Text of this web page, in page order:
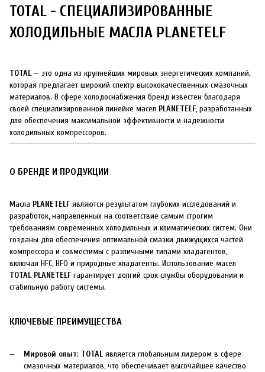
TOTAL - СПЕЦИАЛИЗИРОВАННЫЕ
ХОЛОДИЛЬНЫЕ МАСЛА PLANETELF
TOTAL— это одна из крупнейших мировых энергетических компаний,
которая предлагает широкий спектр высококачественных смазочных
материалов. В сфере холодоснабжения бренд известен благодаря
своей специализированной линейке масел PLANETELF, разработанных
для обеспечения максимальной эффективности и надежности
холодильных компрессоров.
О БРЕНДЕ И ПРОДУКЦИИ
Масла PLANETELFявляются результатом глубоких исследований и
разработок, направленных на соответствие самым строгим
требованиям современных холодильных и климатических систем. Они
созданы для обеспечения оптимальной смазки движущихся частей
компрессора и совместимы с различными типами хладагентов,
включая HFC, HFO и природные хладагенты. Использование масел
TOTAL PLANETELFгарантирует долгий срок службы оборудования и
стабильную работу системы.
КЛЮЧЕВЫЕ ПРЕИМУЩЕСТВА
Мировой опыт: TOTALявляется глобальным лидером в сфере
смазочных материалов, что обеспечивает высочайшее качество